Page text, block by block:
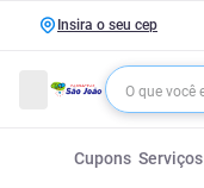
Insira o seu cep
Cupons